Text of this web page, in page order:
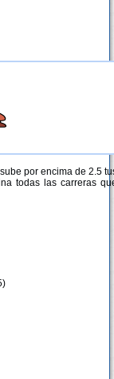
por encima de 2.5
todas las carreras